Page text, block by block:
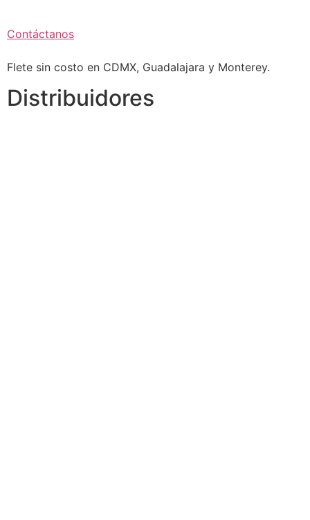
Contáctanos
Flete sin costo en CDMX, Guadalajara y Monterey.
Distribuidores